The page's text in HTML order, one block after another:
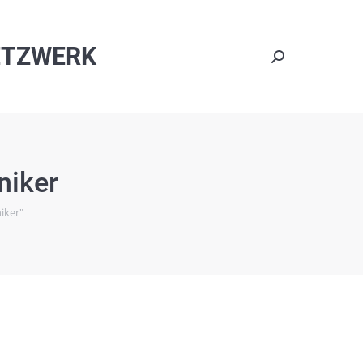
Suchen: